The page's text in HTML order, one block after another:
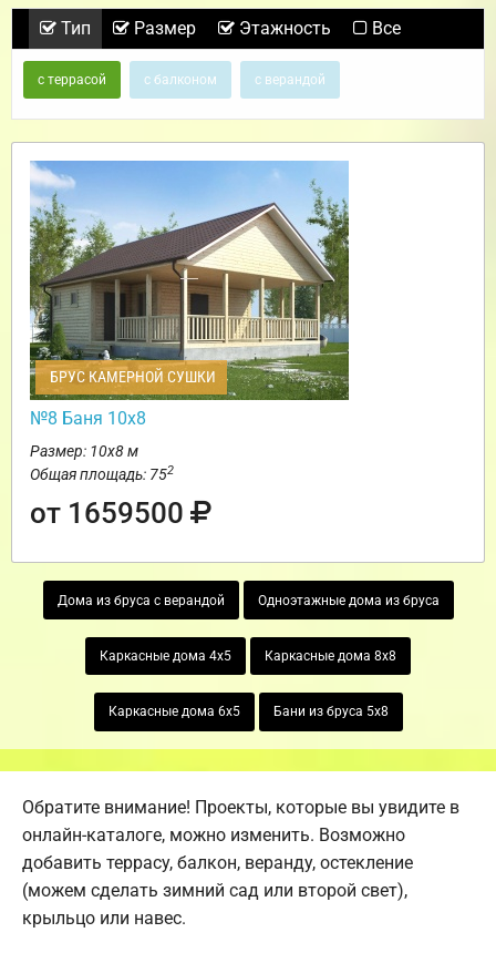
Тип Размер Этажность Все
с террасой с балконом с верандой
БРУС КАМЕРНОЙ СУШКИ
№8 Баня 10х8
Размер: 10х8 м
Общая площадь: 752
от 1659500
Дома из бруса с верандой Одноэтажные дома из бруса
Каркасные дома 4х5 Каркасные дома 8х8
Каркасные дома 6х5 Бани из бруса 5х8
Обратите внимание! Проекты, которые вы увидите в
онлайн-каталоге, можно изменить. Возможно
добавить террасу, балкон, веранду, остекление
(можем сделать зимний сад или второй свет),
крыльцо или навес.